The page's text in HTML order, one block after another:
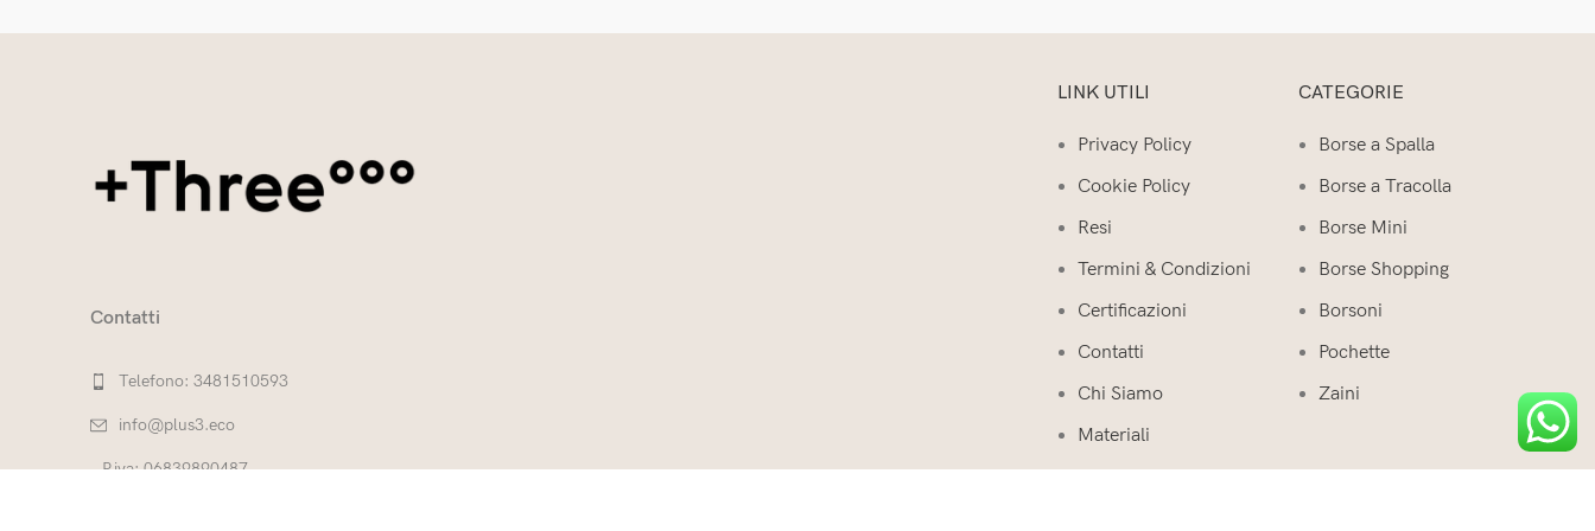
Contatti
Telefono: 3481510593
info@plus3.eco
P.iva: 06839890487
LINK UTILI
Privacy Policy
Cookie Policy
Resi
Termini & Condizioni
Certificazioni
Contatti
Chi Siamo
Materiali
CATEGORIE
Borse a Spalla
Borse a Tracolla
Borse Mini
Borse Shopping
Borsoni
Pochette
Zaini